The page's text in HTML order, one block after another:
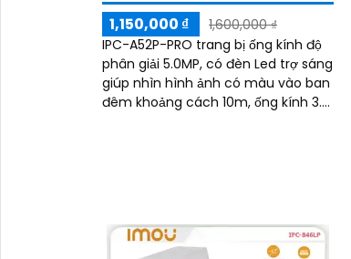
1,150,000 ₫
1,600,000 ₫
IPC-A52P-PRO trang bị ống kính độ
phân giải 5.0MP, có đèn Led trợ sáng
giúp nhìn hình ảnh có màu vào ban
đêm khoảng cách 10m, ống kính 3.